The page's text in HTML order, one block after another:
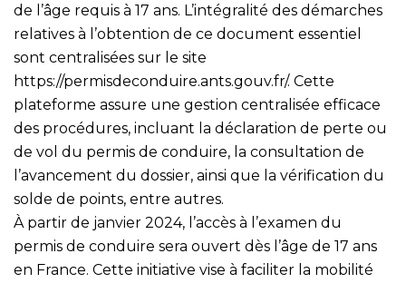
de l’âge requis à 17 ans. L’intégralité des démarches
relatives à l’obtention de ce document essentiel
sont centralisées sur le site
https://permisdeconduire.ants.gouv.fr/. Cette
plateforme assure une gestion centralisée efficace
des procédures, incluant la déclaration de perte ou
de vol du permis de conduire, la consultation de
l’avancement du dossier, ainsi que la vérification du
solde de points, entre autres.
À partir de janvier 2024, l’accès à l’examen du
permis de conduire sera ouvert dès l’âge de 17 ans
en France. Cette initiative vise à faciliter la mobilité